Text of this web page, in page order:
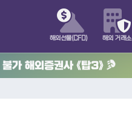
해외선물(CFD) 해외 거래소
가 해외증권사 《탑3》